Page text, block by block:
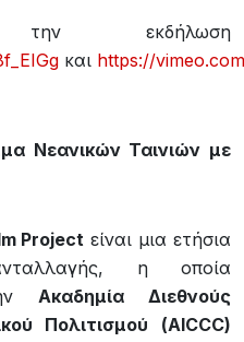
εκδήλωση
και https://
Νεανικών Ταινιών με
Project είναι μια ετήσια
η οποία
Ακαδημία Διεθνούς
Πολιτισμού (AICCC)